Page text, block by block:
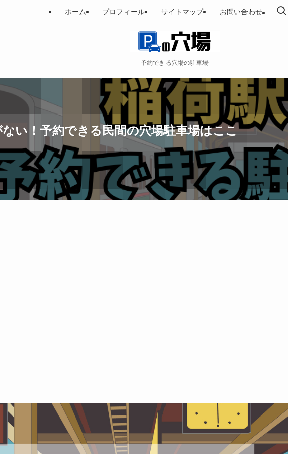
予約できる穴場の駐車場
ホーム プロフィール サイトマップ お問い合わせ
い！予約できる民間の穴場駐車場はここ